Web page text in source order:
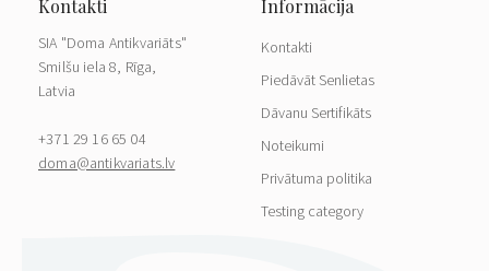
SIA "Doma Antikvariāts"
Smilšu iela 8, Rīga,
Latvia
+371 29 16 65 04
doma@antikvariats.lv
Kontakti
Piedāvāt Senlietas
Dāvanu Sertifikāts
Noteikumi
Privātuma politika
Testing category